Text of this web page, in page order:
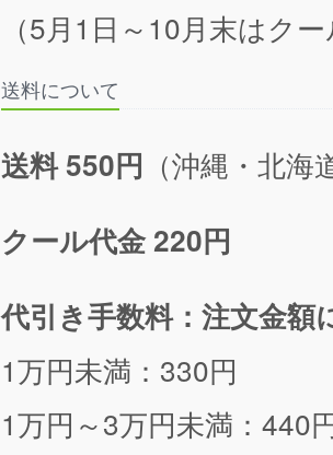
（5月1日～10月末はク
送料について
送料 550円 （沖縄・北
クール代金 220円
代引き手数料：注文金額
1万円未満：330円
1万円～3万円未満：440